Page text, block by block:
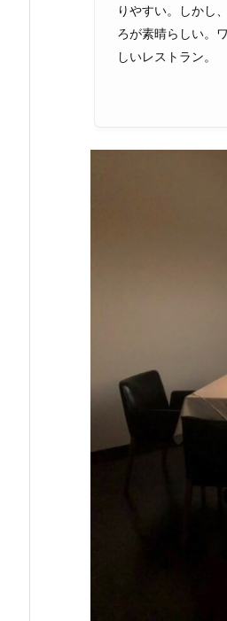
りやすい。しかし
ろが素晴らしい。
しいレストラン。